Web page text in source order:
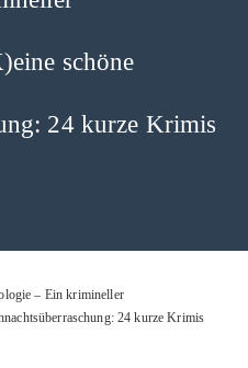
schöne
24 kurze Krimis
– Ein krimineller
24 kurze Krimis